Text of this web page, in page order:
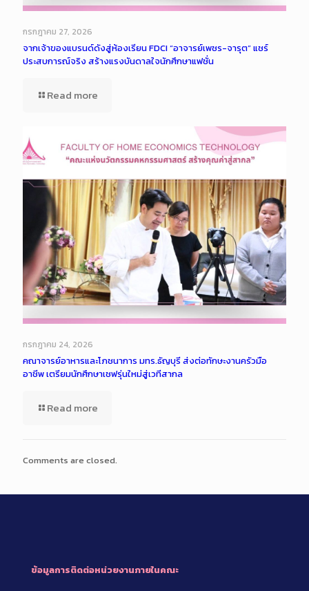
กรกฎาคม 27, 2026
จากเจ้าของแบรนด์ดังสู่ห้องเรียน FDCI “อาจารย์เพชร-จารุต” แชร์
ประสบการณ์จริง สร้างแรงบันดาลใจนักศึกษาแฟชั่น
Read more
กรกฎาคม 24, 2026
คณาจารย์อาหารและโภชนาการ มทร.ธัญบุรี ส่งต่อทักษะงานครัวมือ
อาชีพ เตรียมนักศึกษาเชฟรุ่นใหม่สู่เวทีสากล
Read more
Comments are closed.
ข้อมูลการติดต่อหน่วยงานภายในคณะ